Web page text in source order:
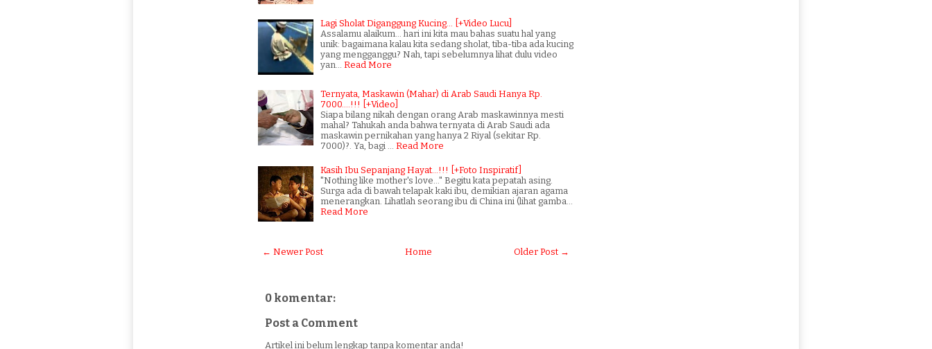
Lagi Sholat Diganggung Kucing... [+Video Lucu]
Assalamu alaikum... hari ini kita mau bahas suatu hal yang
unik: bagaimana kalau kita sedang sholat, tiba-tiba ada kucing
yang mengganggu? Nah, tapi sebelumnya lihat dulu video
yan…
Read More
Ternyata, Maskawin (Mahar) di Arab Saudi Hanya Rp.
7000....!!! [+Video]
Siapa bilang nikah dengan orang Arab maskawinnya mesti
mahal? Tahukah anda bahwa ternyata di Arab Saudi ada
maskawin pernikahan yang hanya 2 Riyal (sekitar Rp.
7000)?. Ya, bagi …
Read More
Kasih Ibu Sepanjang Hayat...!!! [+Foto Inspiratif]
"Nothing like mother's love..." Begitu kata pepatah asing.
Surga ada di bawah telapak kaki ibu, demikian ajaran agama
menerangkan. Lihatlah seorang ibu di China ini (lihat gamba…
Read More
← Newer Post Older Post →
Home
0 komentar:
Post a Comment
Artikel ini belum lengkap tanpa komentar anda!